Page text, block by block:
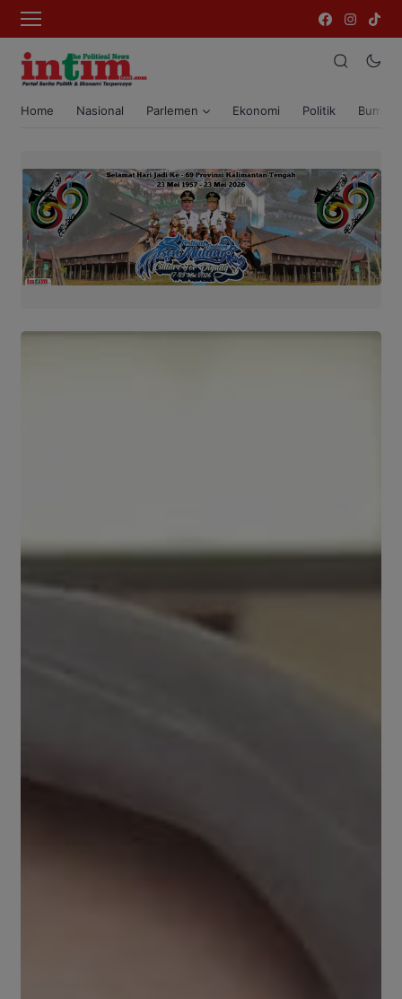
Home Nasional Parlemen Ekonomi Politik Bumi